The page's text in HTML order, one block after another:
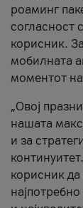
роаминг
согласност
корисник.
мобилната
моментот на
„Овој
нашата
и за
корисник